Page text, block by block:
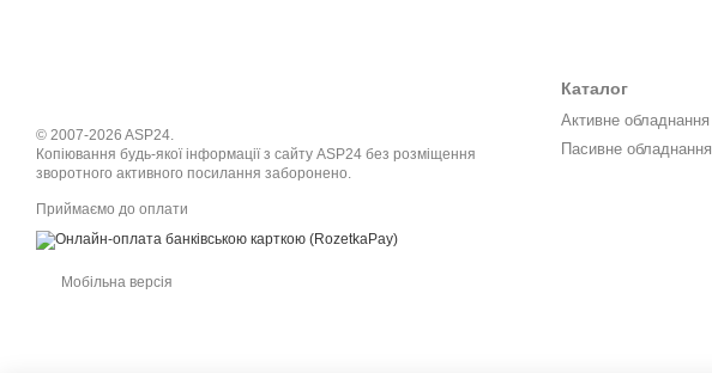
© 2007-2026 ASP24.
Копіювання будь-якої інформації з сайту ASP24 без розміщення
зворотного активного посилання заборонено.
Приймаємо до оплати
Мобільна версія
Каталог
Активне обладнання
Пасивне обладнання